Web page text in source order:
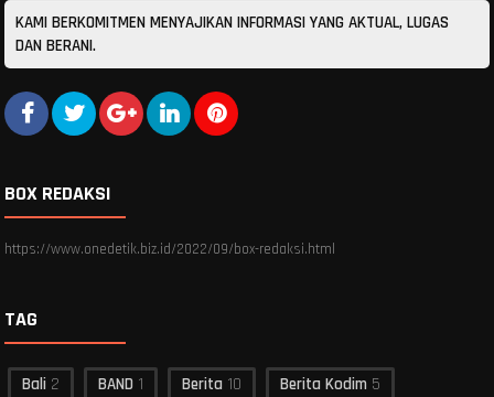
KAMI BERKOMITMEN MENYAJIKAN INFORMASI YANG AKTUAL, LUGAS
DAN BERANI.
BOX REDAKSI
https://www.onedetik.biz.id/2022/09/box-redaksi.html
TAG
Bali 2 BAND 1 Berita 10 Berita Kodim 5